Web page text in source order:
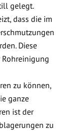
gelegt.
dass die im
Diese
zu können,
ganze
ist der
zu